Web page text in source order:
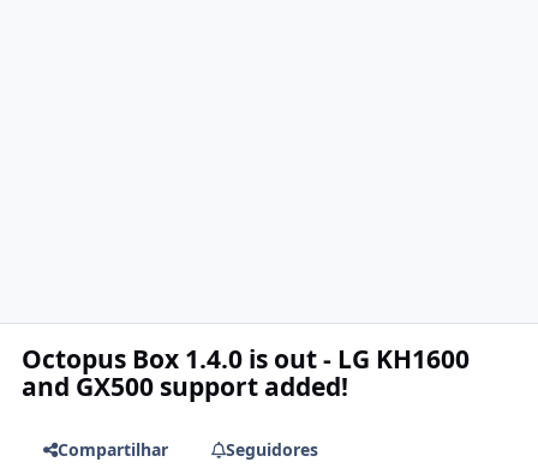
Octopus Box 1.4.0 is out - LG KH1600
and GX500 support added!
Compartilhar
Seguidores